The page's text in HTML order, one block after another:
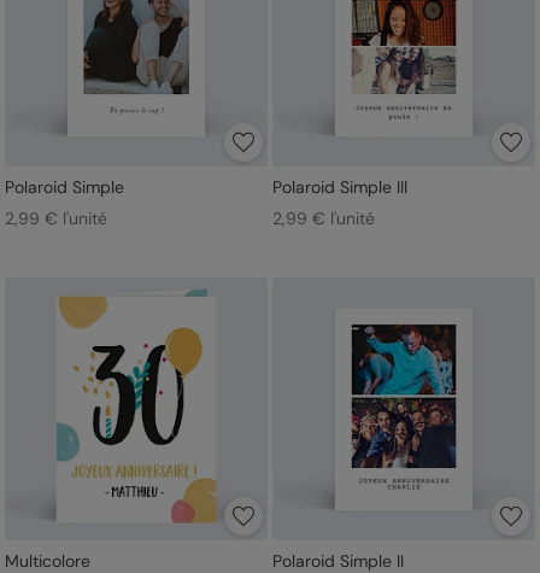
Polaroid Simple
2,99 € l'unité
Polaroid Simple III
2,99 € l'unité
Multicolore
Polaroid Simple II